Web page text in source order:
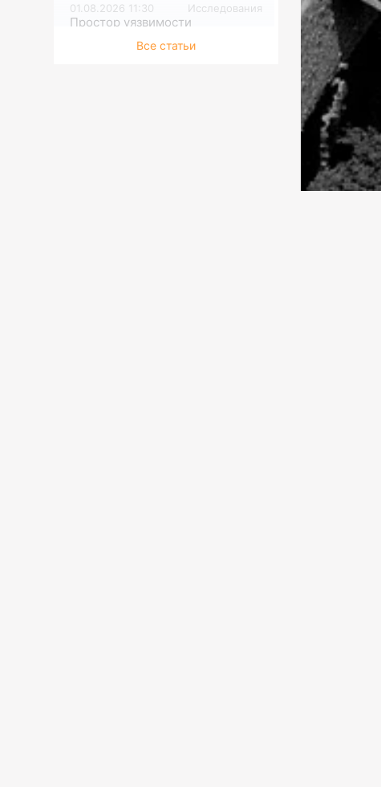
01.08.2026 11:30 Исследования
Простор уязвимости
01.08.2026 11:00 Исследования
Все статьи